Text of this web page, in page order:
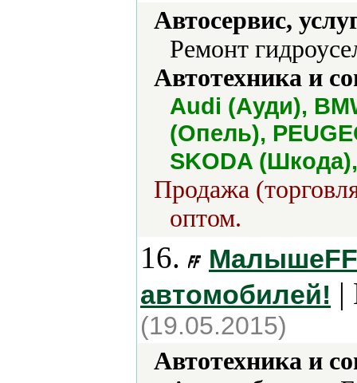
Автосервис,
Ремонт
Автотехника и
Audi (Ауди),
(Опель),
SKODA
Продажа
оптом.
16.
автомобилей! |
(19.05.2015)
Автотехника и